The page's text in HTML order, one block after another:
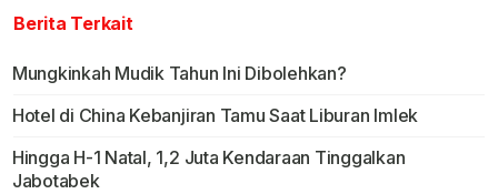
Berita Terkait
Mungkinkah Mudik Tahun Ini Dibolehkan?
Hotel di China Kebanjiran Tamu Saat Liburan Imlek
Hingga H-1 Natal, 1,2 Juta Kendaraan Tinggalkan
Jabotabek